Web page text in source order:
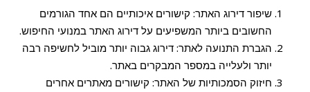
שיפור דירוג האתר: קישורים איכותיים הם אחד הגורמים
החשובים ביותר המשפיעים על דירוג האתר במנועי החיפוש.
הגברת התנועה לאתר: דירוג גבוה יותר מוביל לחשיפה רבה
יותר ולעלייה במספר המבקרים באתר.
חיזוק הסמכותיות של האתר: קישורים מאתרים אחרים